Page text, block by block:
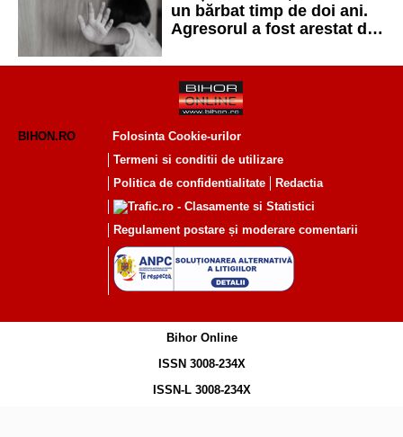
un bărbat timp de doi ani.
Agresorul a fost arestat de
BIHON.RO
Folosinta Cookie-urilor
Termeni si conditii de utilizare
Politica de confidentialitate
Redactia
Regulament postare și moderare comentarii
Bihor Online
ISSN 3008-234X
ISSN-L 3008-234X